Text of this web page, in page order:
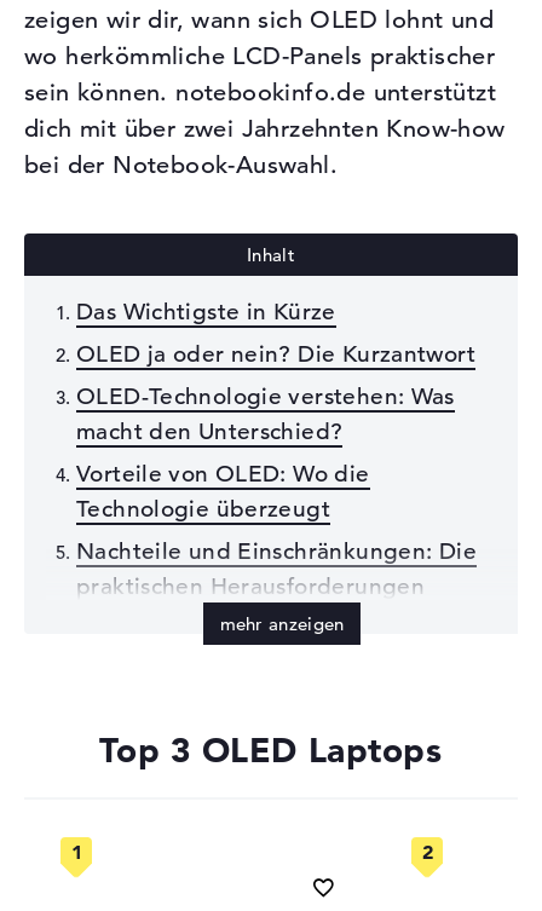
zeigen wir dir, wann sich OLED lohnt und
wo herkömmliche LCD-Panels praktischer
sein können. notebookinfo.de unterstützt
dich mit über zwei Jahrzehnten Know-how
bei der Notebook-Auswahl.
Das Wichtigste in Kürze
OLED ja oder nein? Die Kurzantwort
OLED-Technologie verstehen: Was
macht den Unterschied?
Vorteile von OLED: Wo die
Technologie überzeugt
Nachteile und Einschränkungen: Die
praktischen Herausforderungen
Top 3 OLED Laptops